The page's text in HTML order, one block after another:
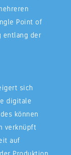
Point of
entlang der
sich
digitale
können
verknüpft
auf
Produktion